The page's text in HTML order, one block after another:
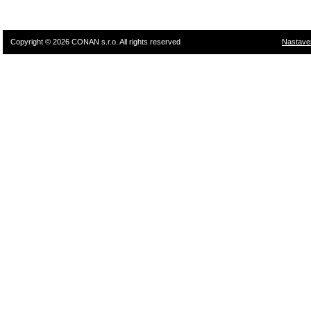
Copyright © 2026 CONAN s.r.o. All rights reserved